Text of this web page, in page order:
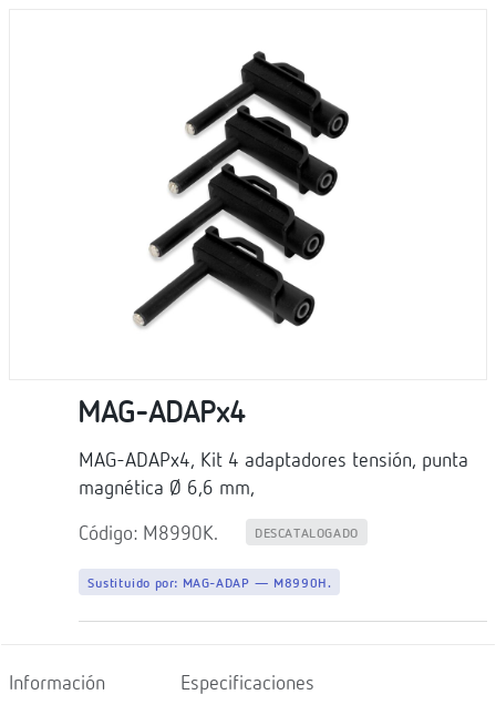
MAG-ADAPx4
MAG-ADAPx4, Kit 4 adaptadores tensión, punta
magnética Ø 6,6 mm,
Código: M8990K. DESCATALOGADO
Sustituido por: MAG-ADAP — M8990H.
Información Especificaciones